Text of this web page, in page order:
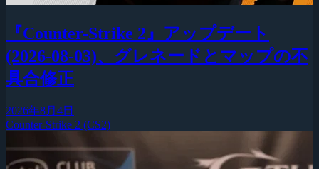
『Counter-Strike 2』アップデート
(2026-08-03)、グレネードとマップの不
具合修正
2026年8月4日
Counter-Strike 2 (CS2)